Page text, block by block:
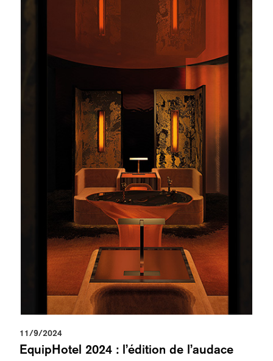
11/9/2024
EquipHotel 2024 : l’édition de l’audace